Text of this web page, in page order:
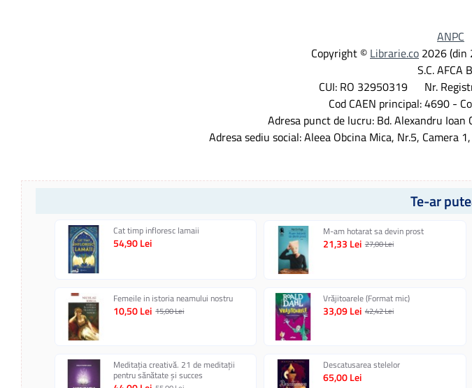
ANPC
Copyright © Librarie.co 2026 (din
S.C. AFCA
CUI: RO 32950319 Nr.
Cod CAEN principal: 4690 -
Adresa punct de lucru: Bd. Alexandru
Adresa sediu social: Aleea Obcina Mica, Nr.5, Camera
Te-ar
Cat timp infloresc lamaii
54,90 Lei
M-am hotarat sa devin prost
21,33 Lei 27,00 Lei
Femeile in istoria neamului nostru
10,50 Lei 15,00 Lei
Vrăjitoarele (Format mic)
33,09 Lei 42,42 Lei
Meditația creativă. 21 de meditații
pentru sănătate și succes
Descatusarea stelelor
65,00 Lei